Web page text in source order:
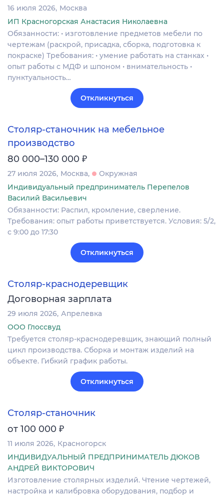
16 июля 2026 Москва
ИП Красногорская Анастасия Николаевна
Обязанности: • изготовление предметов мебели по
чертежам (раскрой, присадка, сборка, подготовка к
покраске) Требования: • умение работать на станках •
опыт работы с МДФ и шпоном • внимательность •
пунктуальность…
Откликнуться
Столяр-станочник на мебельное
производство
80 000–130 000 ₽
27 июля 2026 Москва
Окружная
Индивидуальный предприниматель Перепелов
Василий Васильевич
Обязанности: Распил, кромление, сверление.
Требования: опыт работы приветствуется. Условия: 5/2,
с 9:00 до 17:30
Откликнуться
Столяр-краснодеревщик
Договорная зарплата
29 июля 2026 Апрелевка
ООО Глоссвуд
Требуется столяр-краснодеревщик, знающий полный
цикл производства. Сборка и монтаж изделий на
объекте. Гибкий график работы.
Откликнуться
Столяр-станочник
от 100 000 ₽
11 июля 2026 Красногорск
ИНДИВИДУАЛЬНЫЙ ПРЕДПРИНИМАТЕЛЬ ДЮКОВ
АНДРЕЙ ВИКТОРОВИЧ
Изготовление столярных изделий. Чтение чертежей,
настройка и калибровка оборудования, подбор и